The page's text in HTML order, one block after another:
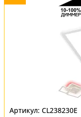
CL238230E